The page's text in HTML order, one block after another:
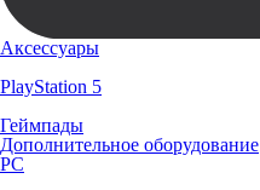
Аксессуары
PlayStation 5
Геймпады
Дополнительное оборудование
PC